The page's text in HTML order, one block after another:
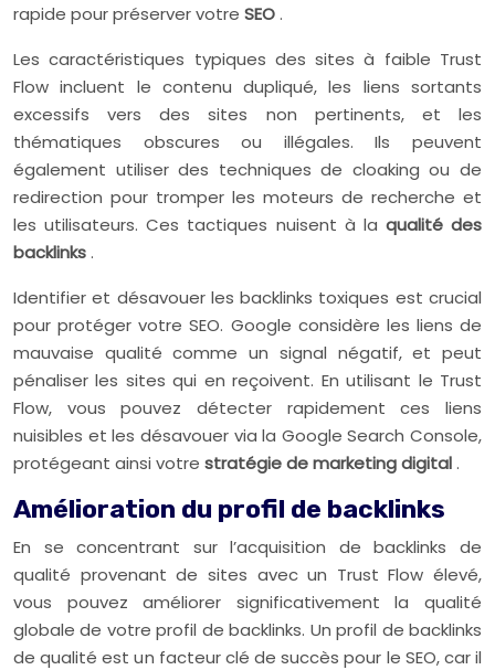
rapide pour préserver votre SEO.
Les caractéristiques typiques des sites à faible Trust
Flow incluent le contenu dupliqué, les liens sortants
excessifs vers des sites non pertinents, et les
thématiques obscures ou illégales. Ils peuvent
également utiliser des techniques de cloaking ou de
redirection pour tromper les moteurs de recherche et
les utilisateurs. Ces tactiques nuisent à la qualité des
backlinks.
Identifier et désavouer les backlinks toxiques est crucial
pour protéger votre SEO. Google considère les liens de
mauvaise qualité comme un signal négatif, et peut
pénaliser les sites qui en reçoivent. En utilisant le Trust
Flow, vous pouvez détecter rapidement ces liens
nuisibles et les désavouer via la Google Search Console,
protégeant ainsi votre stratégie de marketing digital.
Amélioration du profil de backlinks
En se concentrant sur l’acquisition de backlinks de
qualité provenant de sites avec un Trust Flow élevé,
vous pouvez améliorer significativement la qualité
globale de votre profil de backlinks. Un profil de backlinks
de qualité est un facteur clé de succès pour le SEO, car il